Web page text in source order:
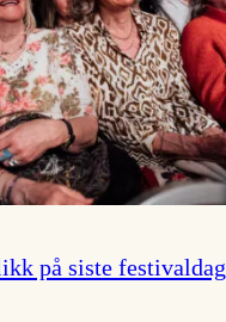
på siste festivaldag